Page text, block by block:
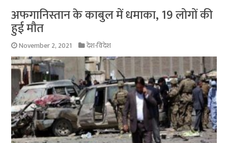
अफगानिस्तान के काबुल में धमाका, 19 लोगों की
हुई मौत
November 2, 2021 देश-विदेश